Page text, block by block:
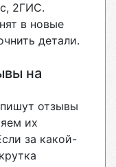
2ГИС.
в новые
детали.
на
отзывы
их
за какой-